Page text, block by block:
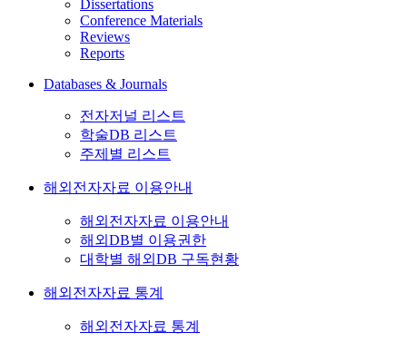
Dissertations
Conference Materials
Reviews
Reports
Databases & Journals
전자저널 리스트
학술DB 리스트
주제별 리스트
해외전자자료 이용안내
해외전자자료 이용안내
해외DB별 이용권한
대학별 해외DB 구독현황
해외전자자료 통계
해외전자자료 통계